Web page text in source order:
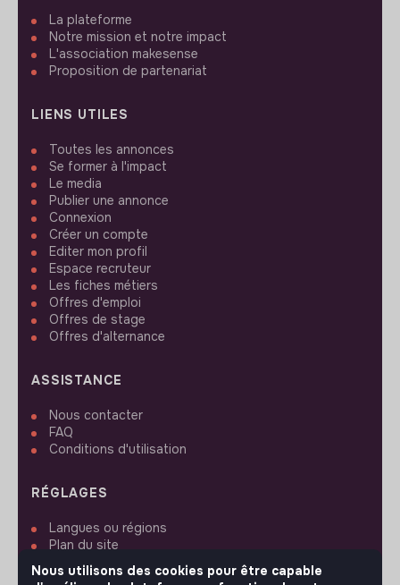
La plateforme
Notre mission et notre impact
L'association makesense
Proposition de partenariat
LIENS UTILES
Toutes les annonces
Se former à l'impact
Le media
Publier une annonce
Connexion
Créer un compte
Editer mon profil
Espace recruteur
Les fiches métiers
Offres d'emploi
Offres de stage
Offres d'alternance
ASSISTANCE
Nous contacter
FAQ
Conditions d'utilisation
RÉGLAGES
Langues ou régions
Plan du site
Paramètres des cookies
Nous utilisons des cookies pour être capable